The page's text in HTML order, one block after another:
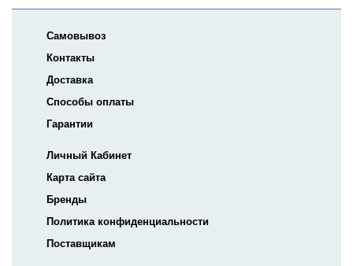
Самовывоз
Контакты
Доставка
Способы оплаты
Гарантии
Личный Кабинет
Карта сайта
Бренды
Политика конфиденциальности
Поставщикам